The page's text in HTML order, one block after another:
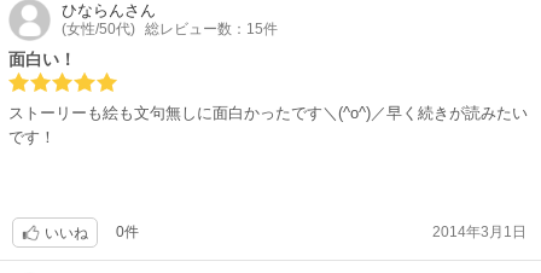
ひならんさん
(女性/50代) 総レビュー数：15件
面白い！
ストーリーも絵も文句無しに面白かったです＼(^o^)／早く続きが読みたい
です！
いいね 0件 2014年3月1日